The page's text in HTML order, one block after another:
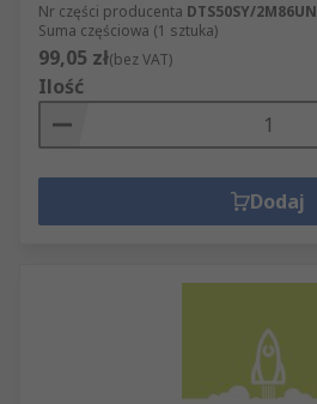
Nr części producenta DTS50SY/2M86UN
Suma częściowa (1 sztuka)
99,05 zł(bez VAT)
Ilość
Dodaj